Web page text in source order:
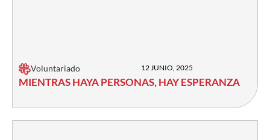
Voluntariado 12 JUNIO, 2025
MIENTRAS HAYA PERSONAS, HAY ESPERANZA